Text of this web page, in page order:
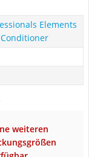
Elements
weiteren